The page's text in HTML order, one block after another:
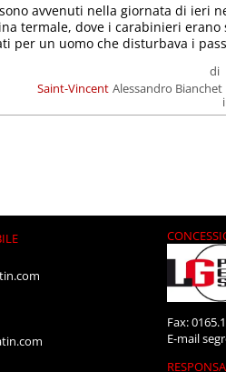
Saint-Vincent
di
Alessandro Bianchet
avvenuti nella giornata di ieri
termale, dove i carabinieri erano
per un uomo che disturbava i
Fax:
E-mail